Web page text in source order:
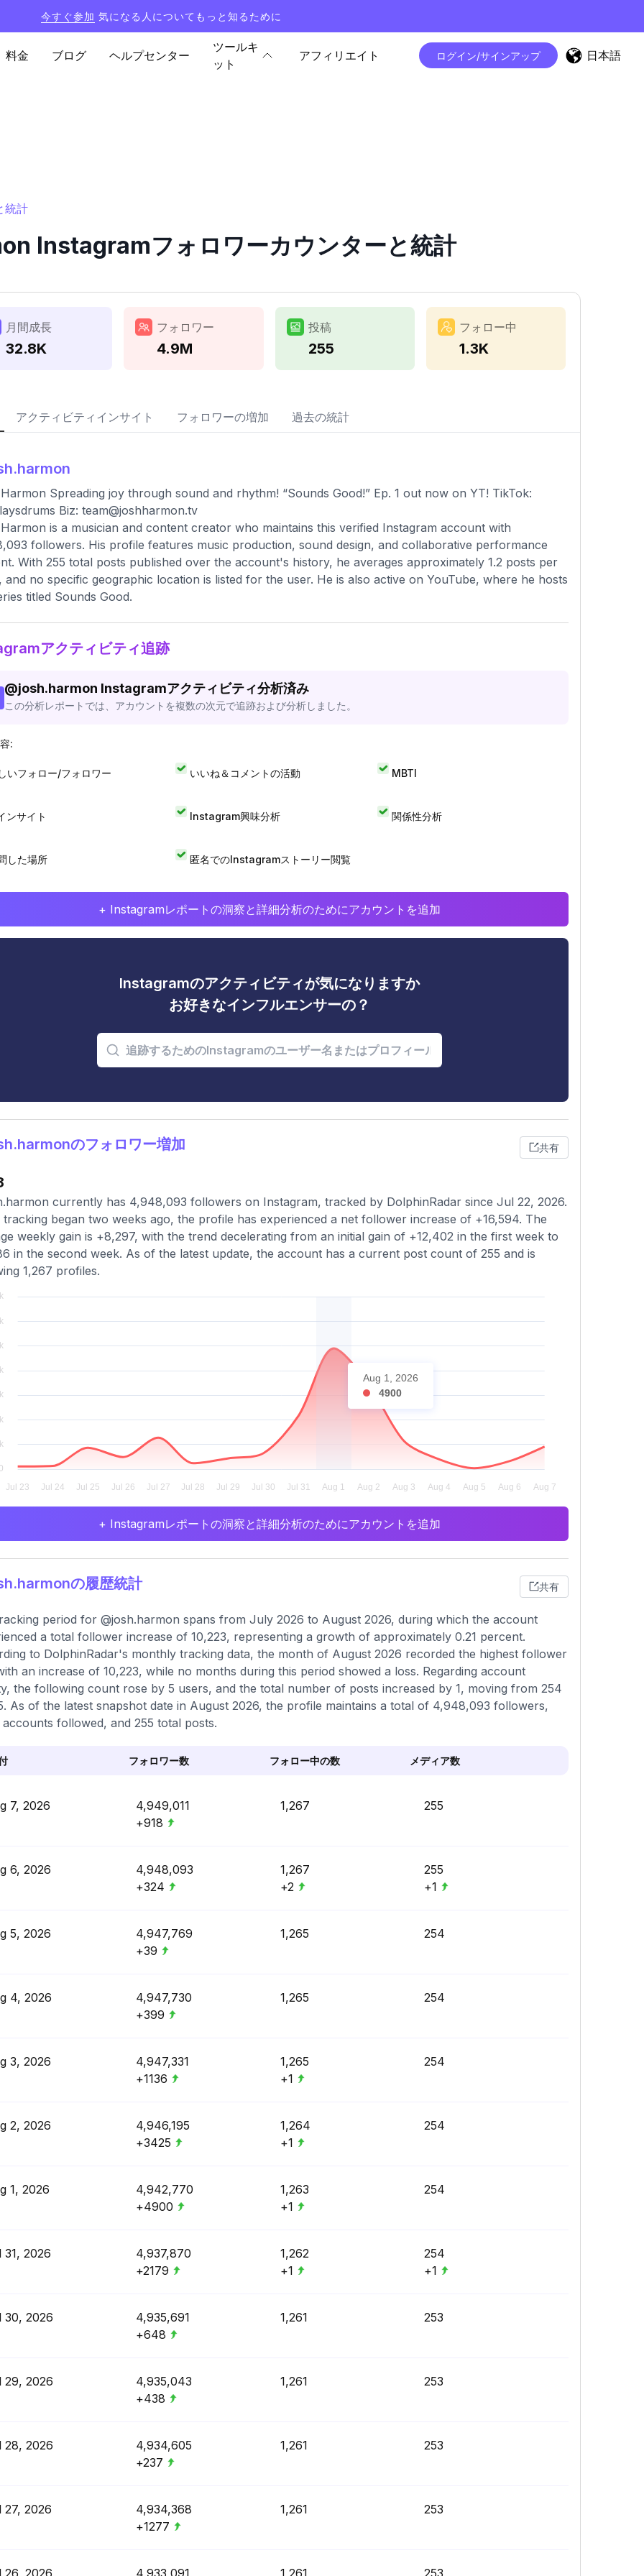
今すぐ参加 気になる人についてもっと知るために
料金 ブログ ヘルプセンター
ツールキ
ット
アフィリエイト ログイン/サインアップ 日本語
統計
Instagramフォロワーカウンターと統計
月間成長
32.8K
フォロワー
4.9M
投稿
255
フォロー中
1.3K
アクティビティインサイト フォロワーの増加 過去の統計
Spreading joy through sound and rhythm! “Sounds Good!” Ep. 1 out now on YT! TikTok:
Biz: team@joshharmon.tv
is a musician and content creator who maintains this verified Instagram account with
followers. His profile features music production, sound design, and collaborative performance
With 255 total posts published over the account's history, he averages approximately 1.2 posts per
and no specific geographic location is listed for the user. He is also active on YouTube, where he hosts
titled Sounds Good.
アクティビティ追跡
@josh.harmon Instagramアクティビティ分析済み
この分析レポートでは、アカウントを複数の次元で追跡および分析しました。
:
いフォロー/フォロワー いいね＆コメントの活動 MBTI
ンサイト Instagram興味分析 関係性分析
した場所 匿名でのInstagramストーリー閲覧
+ Instagramレポートの洞察と詳細分析のためにアカウントを追加
Instagramのアクティビティが気になりますか
お好きなインフルエンサーの？
のフォロワー増加 共有
currently has 4,948,093 followers on Instagram, tracked by DolphinRadar since Jul 22, 2026.
tracking began two weeks ago, the profile has experienced a net follower increase of +16,594. The
weekly gain is +8,297, with the trend decelerating from an initial gain of +12,402 in the first week to
in the second week. As of the latest update, the account has a current post count of 255 and is
1,267 profiles.
Aug 1, 2026
4900
+ Instagramレポートの洞察と詳細分析のためにアカウントを追加
の履歴統計 共有
period for @josh.harmon spans from July 2026 to August 2026, during which the account
a total follower increase of 10,223, representing a growth of approximately 0.21 percent.
to DolphinRadar's monthly tracking data, the month of August 2026 recorded the highest follower
an increase of 10,223, while no months during this period showed a loss. Regarding account
the following count rose by 5 users, and the total number of posts increased by 1, moving from 254
As of the latest snapshot date in August 2026, the profile maintains a total of 4,948,093 followers,
accounts followed, and 255 total posts.
フォロワー数 フォロー中の数 メディア数
7, 2026
4,949,011
+918
1,267 255
6, 2026
4,948,093
+324
1,267
+2
255
+1
5, 2026
4,947,769
+39
1,265 254
4, 2026
4,947,730
+399
1,265 254
3, 2026
4,947,331
+1136
1,265
+1
254
2, 2026
4,946,195
+3425
1,264
+1
254
1, 2026
4,942,770
+4900
1,263
+1
254
31, 2026
4,937,870
+2179
1,262
+1
254
+1
30, 2026
4,935,691
+648
1,261 253
29, 2026
4,935,043
+438
1,261 253
28, 2026
4,934,605
+237
1,261 253
27, 2026
4,934,368
+1277
1,261 253
26, 2026 4,933,091 1,261 253